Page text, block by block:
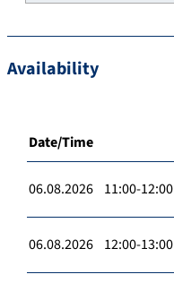
Availability
Date/Time
06.08.2026 11:00-12:00
06.08.2026 12:00-13:00